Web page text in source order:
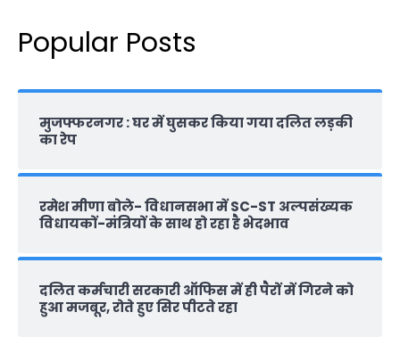
Popular Posts
मुजफ्फरनगर : घर में घुसकर किया गया दलित लड़की
का रेप
रमेश मीणा बोले- विधानसभा में SC-ST अल्पसंख्यक
विधायकों-मंत्रियों के साथ हो रहा है भेदभाव
दलित कर्मचारी सरकारी ऑफ‍िस में ही पैरों में गिरने को
हुआ मजबूर, रोते हुए सिर पीटते रहा